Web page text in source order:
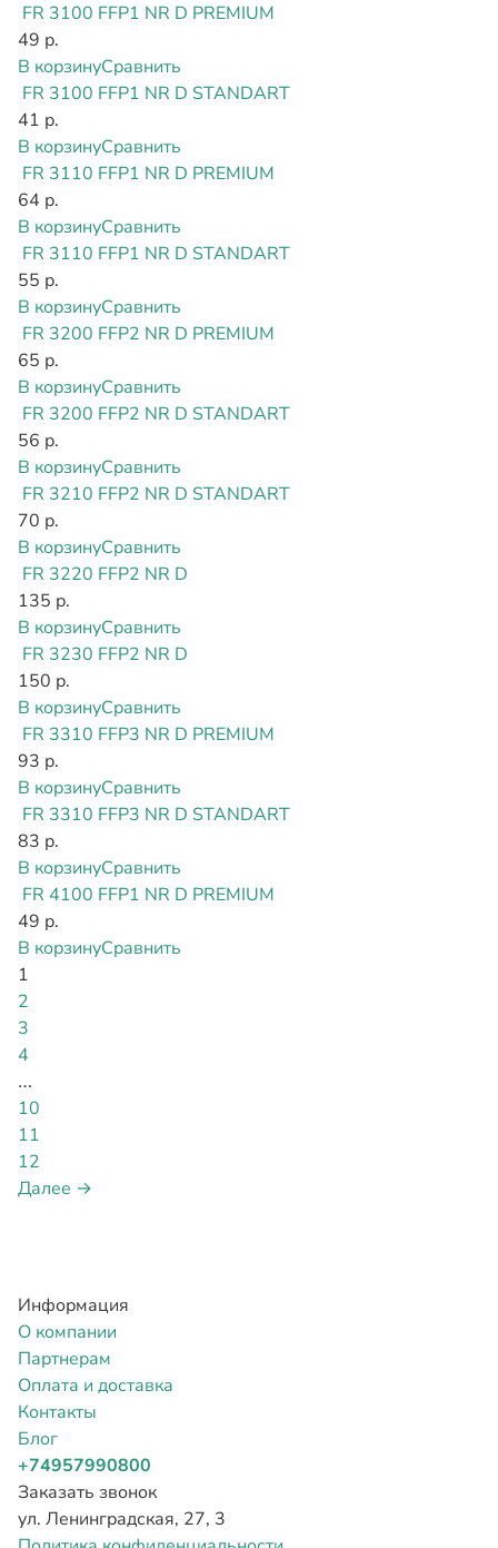
FR 3100 FFP1 NR D PREMIUM
49 р.
В корзинуСравнить
FR 3100 FFP1 NR D STANDART
41 р.
В корзинуСравнить
FR 3110 FFP1 NR D PREMIUM
64 р.
В корзинуСравнить
FR 3110 FFP1 NR D STANDART
55 р.
В корзинуСравнить
FR 3200 FFP2 NR D PREMIUM
65 р.
В корзинуСравнить
FR 3200 FFP2 NR D STANDART
56 р.
В корзинуСравнить
FR 3210 FFP2 NR D STANDART
70 р.
В корзинуСравнить
FR 3220 FFP2 NR D
135 р.
В корзинуСравнить
FR 3230 FFP2 NR D
150 р.
В корзинуСравнить
FR 3310 FFP3 NR D PREMIUM
93 р.
В корзинуСравнить
FR 3310 FFP3 NR D STANDART
83 р.
В корзинуСравнить
FR 4100 FFP1 NR D PREMIUM
49 р.
В корзинуСравнить
1
2
3
4
…
10
11
12
Далее →
Информация
О компании
Партнерам
Оплата и доставка
Контакты
Блог
+74957990800
Заказать звонок
ул. Ленинградская, 27, 3